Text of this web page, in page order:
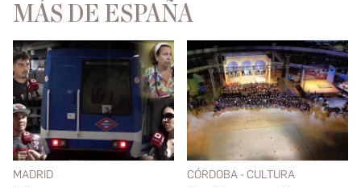
MÁS DE ESPAÑA
MADRID CÓRDOBA - CULTURA